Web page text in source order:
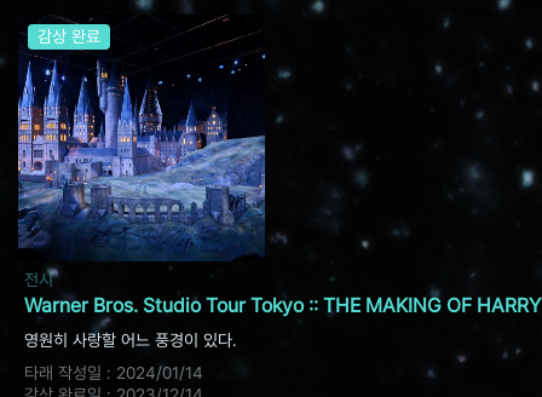
감상 완료
전시
Warner Bros. Studio Tour Tokyo :: THE MAKING OF
영원히 사랑할 어느 풍경이 있다.
타래 작성일 : 2024/01/14